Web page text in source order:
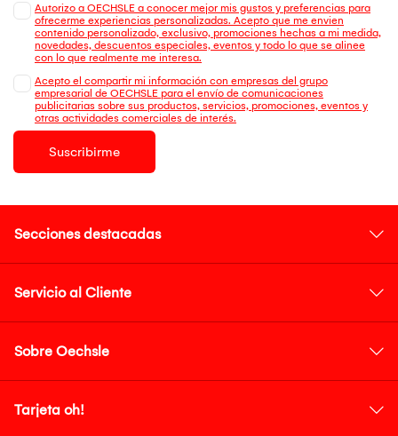
Autorizo a OECHSLE a conocer mejor mis gustos y preferencias para
ofrecerme experiencias personalizadas. Acepto que me envien
contenido personalizado, exclusivo, promociones hechas a mi medida,
novedades, descuentos especiales, eventos y todo lo que se alinee
con lo que realmente me interesa.
Acepto el compartir mi información con empresas del grupo
empresarial de OECHSLE para el envío de comunicaciones
publicitarias sobre sus productos, servicios, promociones, eventos y
otras actividades comerciales de interés.
Suscribirme
Secciones destacadas
Servicio al Cliente
Sobre Oechsle
Tarjeta oh!